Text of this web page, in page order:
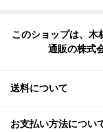
このショップは、木
通販の株式
送料について
お支払い方法につい